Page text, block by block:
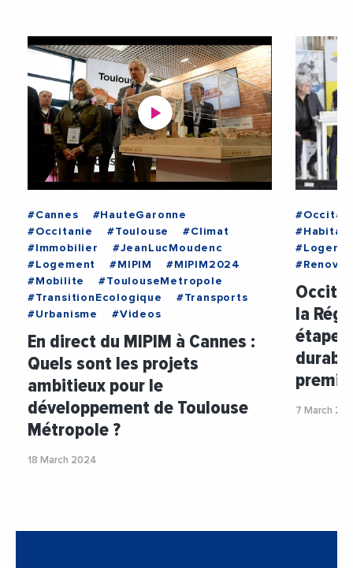
#Cannes
#HauteGaronne
#Occitanie
#Toulouse
#Climat
#Immobilier
#JeanLucMoudenc
#Logement
#MIPIM
#MIPIM2024
#Mobilite
#ToulouseMetropole
#TransitionEcologique
#Transports
#Urbanisme
#Videos
En direct du MIPIM à Cannes :
Quels sont les projets
ambitieux pour le
développement de Toulouse
Métropole ?
18 March 2024
#Habitat
la
étape
7 March